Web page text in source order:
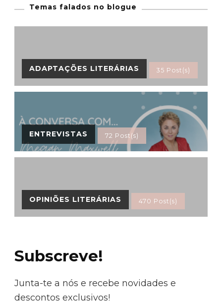
Temas falados no blogue
ADAPTAÇÕES LITERÁRIAS 35 Post(s)
ENTREVISTAS 72 Post(s)
OPINIÕES LITERÁRIAS 470 Post(s)
Subscreve!
Junta-te a nós e recebe novidades e
descontos exclusivos!